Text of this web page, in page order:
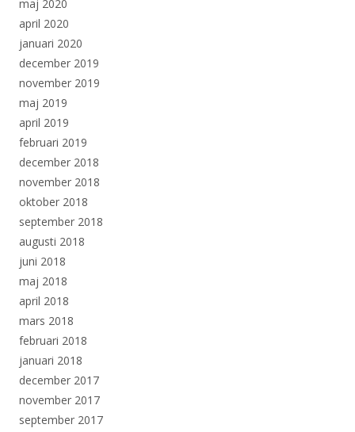
maj 2020
april 2020
januari 2020
december 2019
november 2019
maj 2019
april 2019
februari 2019
december 2018
november 2018
oktober 2018
september 2018
augusti 2018
juni 2018
maj 2018
april 2018
mars 2018
februari 2018
januari 2018
december 2017
november 2017
september 2017